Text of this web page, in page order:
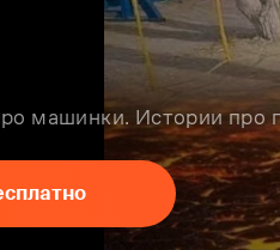
машинки. Истории про